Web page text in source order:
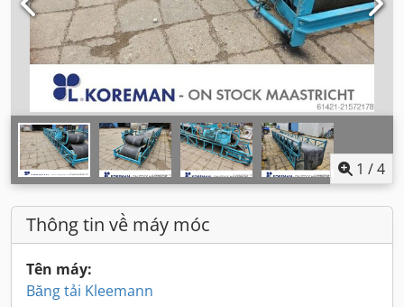
1 /4
Thông tin về máy móc
Tên máy:
Băng tải Kleemann